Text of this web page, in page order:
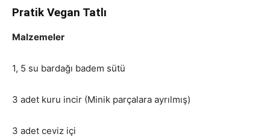
Pratik Vegan Tatlı
Malzemeler
1, 5 su bardağı badem sütü
3 adet kuru incir (Minik parçalara ayrılmış)
3 adet ceviz içi